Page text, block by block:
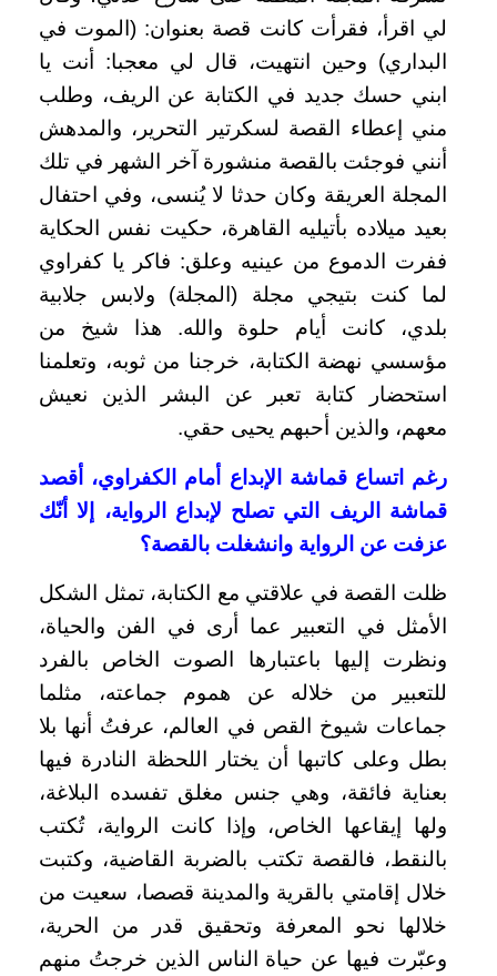
لي اقرأ، فقرأت كانت قصة بعنوان: (الموت في
البداري) وحين انتهيت، قال لي معجبا: أنت يا
ابني حسك جديد في الكتابة عن الريف، وطلب
مني إعطاء القصة لسكرتير التحرير، والمدهش
أنني فوجئت بالقصة منشورة آخر الشهر في تلك
المجلة العريقة وكان حدثا لا يُنسى، وفي احتفال
بعيد ميلاده بأتيليه القاهرة، حكيت نفس الحكاية
ففرت الدموع من عينيه وعلق: فاكر يا كفراوي
لما كنت بتيجي مجلة (المجلة) ولابس جلابية
بلدي، كانت أيام حلوة والله. هذا شيخ من
مؤسسي نهضة الكتابة، خرجنا من ثوبه، وتعلمنا
استحضار كتابة تعبر عن البشر الذين نعيش
معهم، والذين أحبهم يحيى حقي.
رغم اتساع قماشة الإبداع أمام الكفراوي، أقصد
قماشة الريف التي تصلح لإبداع الرواية، إلا أنّك
عزفت عن الرواية وانشغلت بالقصة؟
ظلت القصة في علاقتي مع الكتابة، تمثل الشكل
الأمثل في التعبير عما أرى في الفن والحياة،
ونظرت إليها باعتبارها الصوت الخاص بالفرد
للتعبير من خلاله عن هموم جماعته، مثلما
جماعات شيوخ القص في العالم، عرفتُ أنها بلا
بطل وعلى كاتبها أن يختار اللحظة النادرة فيها
بعناية فائقة، وهي جنس مغلق تفسده البلاغة،
ولها إيقاعها الخاص، وإذا كانت الرواية، تُكتب
بالنقط، فالقصة تكتب بالضربة القاضية، وكتبت
خلال إقامتي بالقرية والمدينة قصصا، سعيت من
خلالها نحو المعرفة وتحقيق قدر من الحرية،
وعبّرت فيها عن حياة الناس الذين خرجتُ منهم